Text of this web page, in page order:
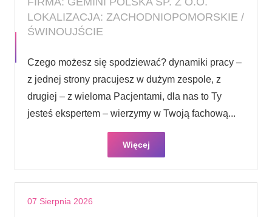
LOKALIZACJA: ZACHODNIOPOMORSKIE /
ŚWINOUJŚCIE
Czego możesz się spodziewać? dynamiki pracy –
z jednej strony pracujesz w dużym zespole, z
drugiej – z wieloma Pacjentami, dla nas to Ty
jesteś ekspertem – wierzymy w Twoją fachową...
Więcej
07 Sierpnia 2026